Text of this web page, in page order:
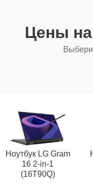
Цены
Ноутбук LG Gram
16 2-in-1
(16T90Q)